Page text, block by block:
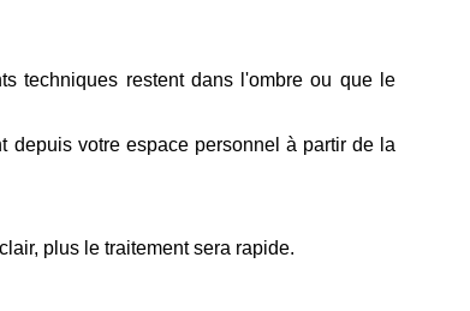
techniques restent dans l'ombre ou que le
depuis votre espace personnel à partir de la
plus le traitement sera rapide.